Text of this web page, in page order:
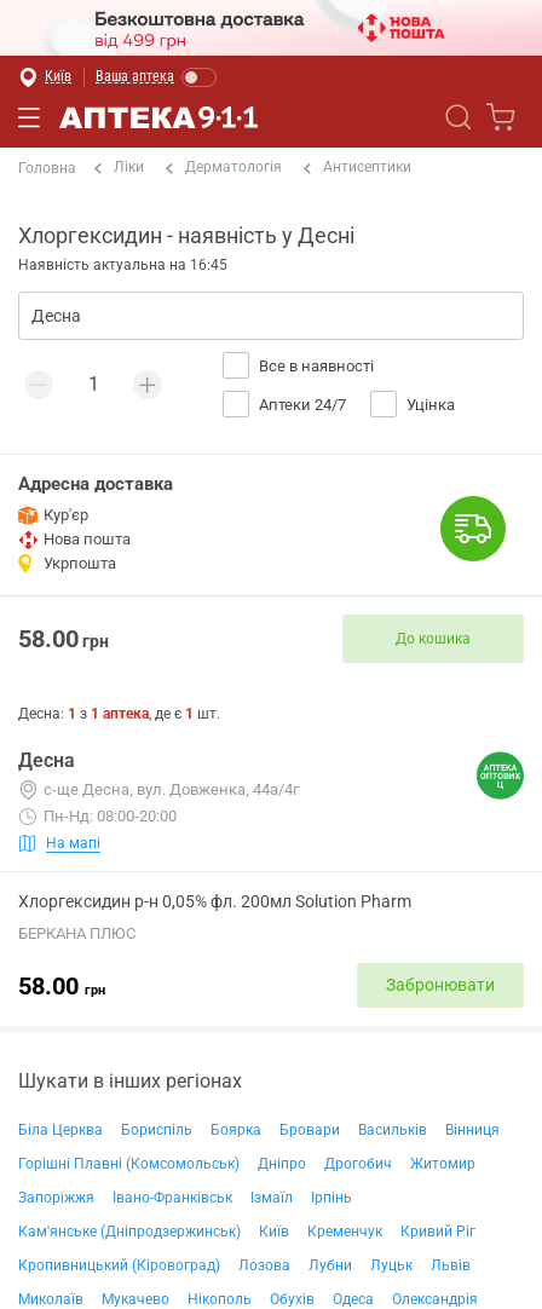
Київ Ваша аптека
Головна Ліки Дерматологія Антисептики
Хлоргексидин - наявність у Десні
Наявність актуальна на 16:45
Все в наявності
Аптеки 24/7 Уцінка
Адресна доставка
Кур'єр
Нова пошта
Укрпошта
58.00грн До кошика
Десна: 1 з 1 аптека, де є 1 шт.
Десна
с-ще Десна, вул. Довженка, 44а/4г
Пн-Нд: 08:00-20:00
На мапі
Хлоргексидин р-н 0,05% фл. 200мл Solution Pharm
БЕРКАНА ПЛЮС
58.00 грн Забронювати
Шукати в інших регіонах
Біла Церква Бориспіль Боярка Бровари Васильків
Вінниця
Горішні Плавні (Комсомольськ)
Дніпро Дрогобич
Житомир
Запоріжжя
Івано-Франківськ Ізмаїл
Ірпінь
Кам'янське (Дніпродзержинськ)
Київ Кременчук
Кривий Ріг
Кропивницький (Кіровоград)
Лозова Лубни Луцьк
Львів
Миколаїв
Мукачево Нікополь Обухів Одеса
Олександрія